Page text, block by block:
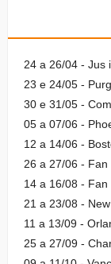
24 a 26/04 - Jus
23 e 24/05 -
30 e 31/05 -
05 a 07/06 -
12 a 14/06 -
26 a 27/06 - Fan
14 a 16/08 - Fan
21 a 23/08 -
11 a 13/09 -
25 a 27/09 -